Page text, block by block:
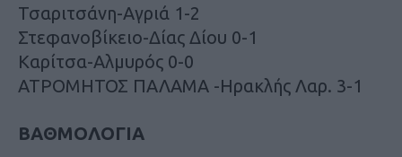
Τσαριτσάνη-Αγριά 1-2
Στεφανοβίκειο-Δίας Δίου 0-1
Καρίτσα-Αλμυρός 0-0
ΑΤΡΟΜΗΤΟΣ ΠΑΛΑΜΑ -Ηρακλής Λαρ. 3-1
ΒΑΘΜΟΛΟΓΙΑ